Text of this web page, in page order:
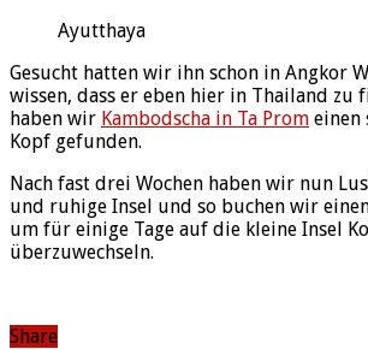
Ayutthaya
Gesucht hatten wir ihn schon in Angkor
wissen, dass er eben hier in Thailand
haben wir Kambodscha in Ta Prom einen
Kopf gefunden.
Nach fast drei Wochen haben wir nun
und ruhige Insel und so buchen wir
um für einige Tage auf die kleine Insel
überzuwechseln.
Share